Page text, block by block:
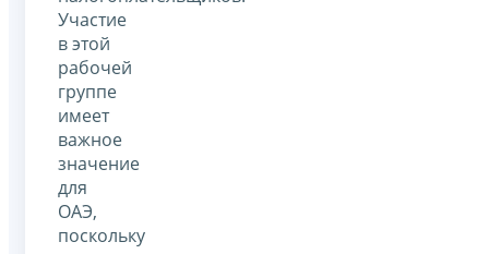
Участие
в этой
рабочей
группе
имеет
важное
значение
для
ОАЭ,
поскольку